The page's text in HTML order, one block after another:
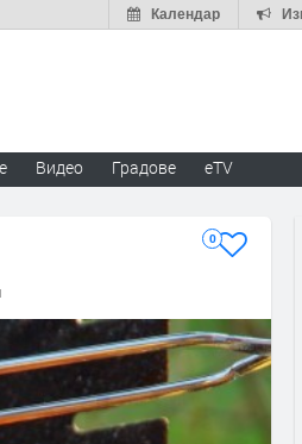
Календар
Видео Градове eTV
0